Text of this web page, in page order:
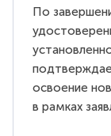
По
освоение
в рамках